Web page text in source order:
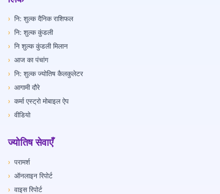
› नि: शुल्क दैनिक राशिफल
› नि: शुल्क कुंडली
› नि शुल्क कुंडली मिलान
› आज का पंचांग
› नि: शुल्क ज्योतिष कैलकुलेटर
› आगामी दौरे
› कर्मा एस्ट्रो मोबाइल ऐप
› वीडियो
ज्योतिष सेवाएँ
› परामर्श
› ऑनलाइन रिपोर्ट
› वाइस रिपोर्ट